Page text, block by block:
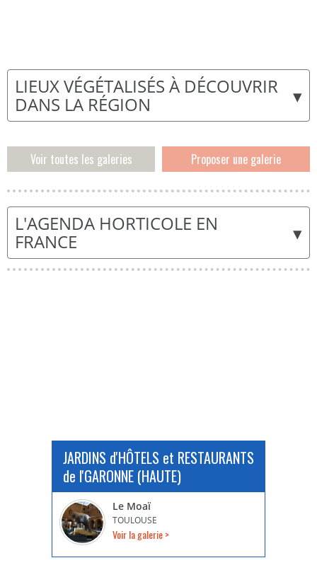
▾
LIEUX VÉGÉTALISÉS À DÉCOUVRIR
DANS LA RÉGION
Voir toutes les galeries Proposer une galerie
▾
L'AGENDA HORTICOLE EN
FRANCE
JARDINS d'HÔTELS et RESTAURANTS
de l'GARONNE (HAUTE)
Le Moaï
TOULOUSE
Voir la galerie >